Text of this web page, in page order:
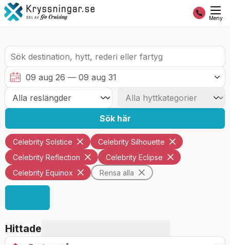
Meny
Sök här
Celebrity Solstice
Celebrity Silhouette
Celebrity Reflection
Celebrity Eclipse
Celebrity Equinox
Rensa alla
Hittade